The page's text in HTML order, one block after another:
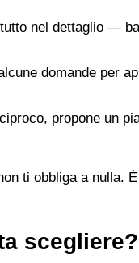
nel dettaglio —
domande per
propone un
ti obbliga a nulla.
scegliere?